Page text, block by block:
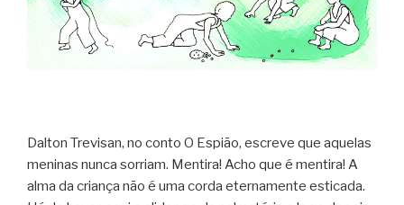
Dalton Trevisan, no conto O Espião, escreve que aquelas
meninas nunca sorriam. Mentira! Acho que é mentira! A
alma da criança não é uma corda eternamente esticada.